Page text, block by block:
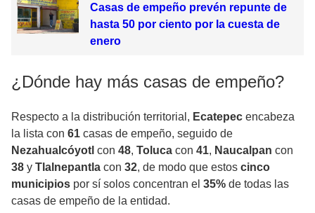
Casas de empeño prevén repunte de
hasta 50 por ciento por la cuesta de
enero
¿Dónde hay más casas de empeño?
Respecto a la distribución territorial, Ecatepec encabeza
la lista con 61 casas de empeño, seguido de
Nezahualcóyotl con 48, Toluca con 41, Naucalpan con
38 y Tlalnepantla con 32, de modo que estos cinco
municipios por sí solos concentran el 35% de todas las
casas de empeño de la entidad.